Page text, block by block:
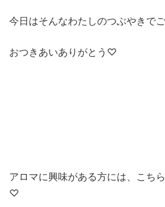
今日はそんなわたしのつぶやきで
おつきあいありがとう♡
アロマに興味がある方には、こち
♡